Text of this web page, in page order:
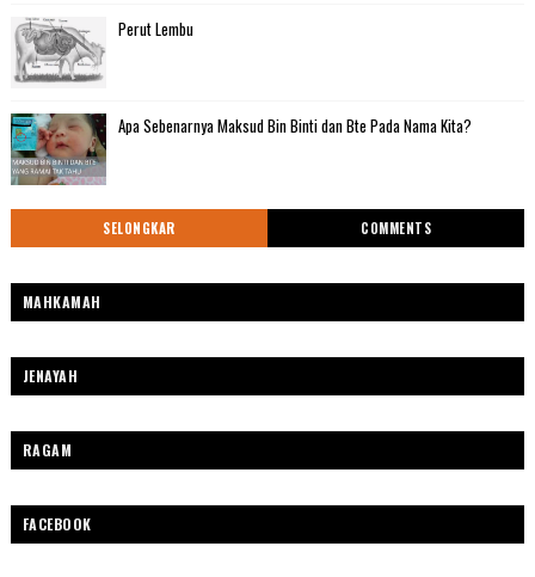
Perut Lembu
Apa Sebenarnya Maksud Bin Binti dan Bte Pada Nama Kita?
SELONGKAR COMMENTS
MAHKAMAH
JENAYAH
RAGAM
FACEBOOK